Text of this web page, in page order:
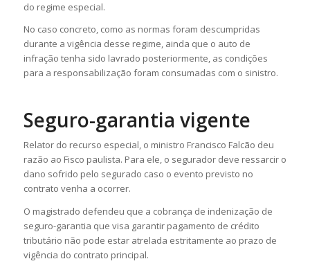
do regime especial.
No caso concreto, como as normas foram descumpridas
durante a vigência desse regime, ainda que o auto de
infração tenha sido lavrado posteriormente, as condições
para a responsabilização foram consumadas com o sinistro.
Seguro-garantia vigente
Relator do recurso especial, o ministro Francisco Falcão deu
razão ao Fisco paulista. Para ele, o segurador deve ressarcir o
dano sofrido pelo segurado caso o evento previsto no
contrato venha a ocorrer.
O magistrado defendeu que a cobrança de indenização de
seguro-garantia que visa garantir pagamento de crédito
tributário não pode estar atrelada estritamente ao prazo de
vigência do contrato principal.